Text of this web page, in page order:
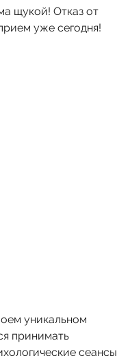
щукой! Отказ от
уже сегодня!
уникальном
принимать
сеансы